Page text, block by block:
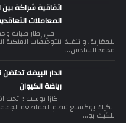
اتفاقية شراكة
المعاملات
في إطار صيانة
للمغاربة، و تنفيذا للتوجيهات
محمد السادس...
الدار البيضاء
رياضة الكيوان
كازا بوست : تحت
الكيك بوكسنغ تنظم المقاطعة
للكيك بو...